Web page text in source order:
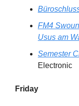
FM4
Usus am
Semester
Electronic
Friday